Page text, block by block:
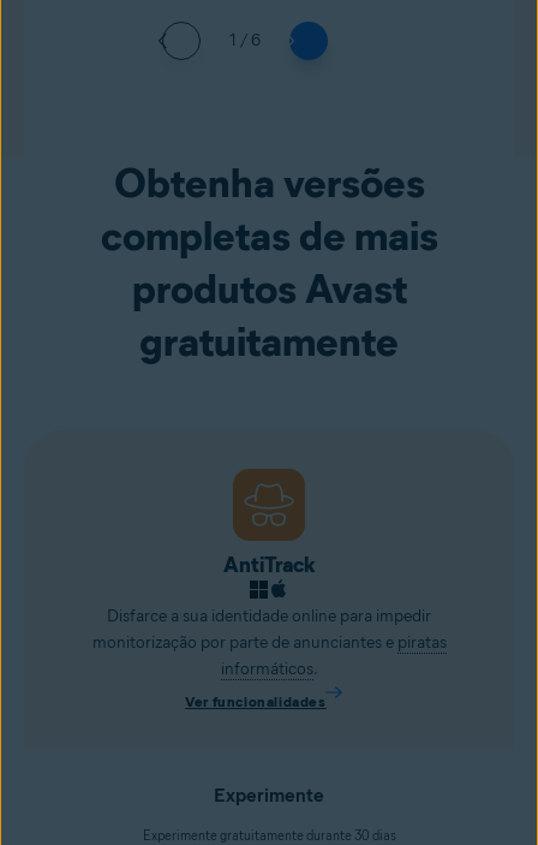
1 / 6
Obtenha versões
completas de mais
produtos Avast
gratuitamente
AntiTrack
Disfarce a sua identidade online para impedir
monitorização por parte de anunciantes e piratas
informáticos.
Ver funcionalidades
Experimente
Experimente gratuitamente durante 30 dias